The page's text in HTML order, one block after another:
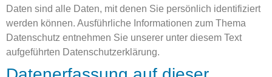
Daten sind alle Daten, mit denen Sie persönlich identifiziert
werden können. Ausführliche Informationen zum Thema
Datenschutz entnehmen Sie unserer unter diesem Text
aufgeführten Datenschutzerklärung.